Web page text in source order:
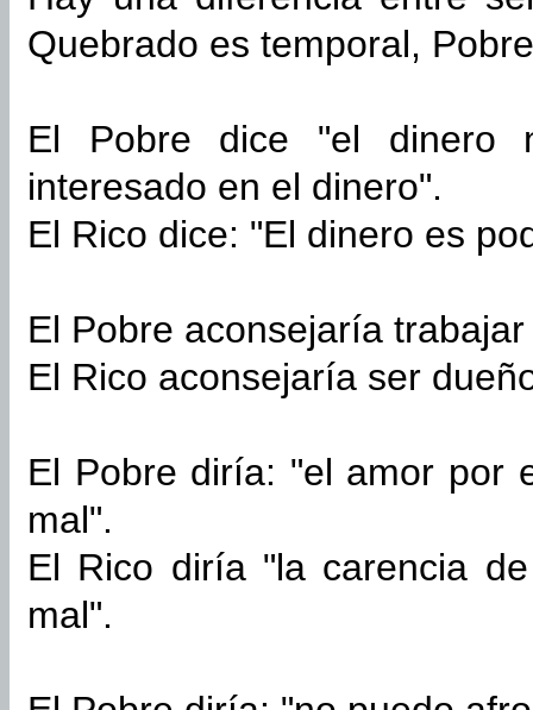
Quebrado es temporal,
El Pobre dice "el dinero
interesado en el dinero".
El Rico dice: "El dinero es
El Pobre aconsejaría
El Rico aconsejaría ser
El Pobre diría: "el amor por
mal".
El Rico diría "la carencia
mal".